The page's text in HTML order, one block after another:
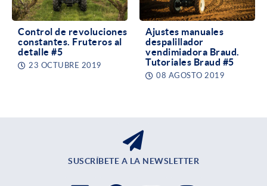
Control de revoluciones
constantes. Fruteros al
detalle #5
23 OCTUBRE 2019
Ajustes manuales
despalillador
vendimiadora Braud.
Tutoriales Braud #5
08 AGOSTO 2019
SUSCRÍBETE A LA NEWSLETTER